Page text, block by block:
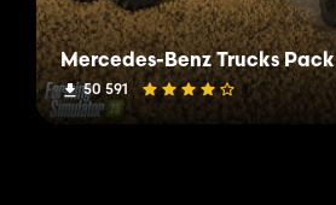
Mercedes-Benz Trucks Pack
50 591